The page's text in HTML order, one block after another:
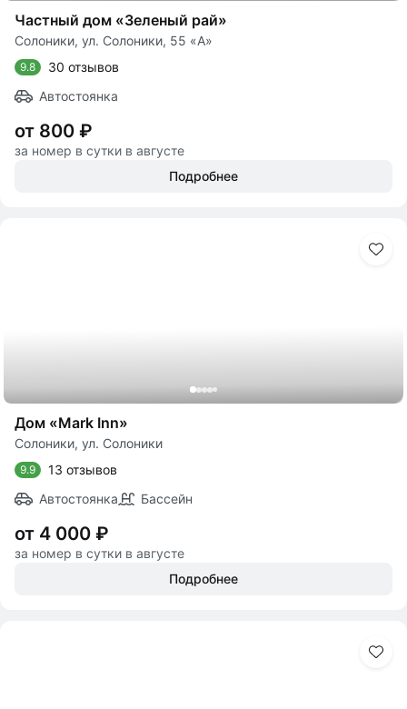
Частный дом «Зеленый рай»
Солоники, ул. Солоники, 55 «А»
9.8
30 отзывов
Автостоянка
от 800 ₽
за номер в сутки в августе
Подробнее
Дом «Mark Inn»
Солоники, ул. Солоники
9.9
13 отзывов
Автостоянка
Бассейн
от 4 000 ₽
за номер в сутки в августе
Подробнее